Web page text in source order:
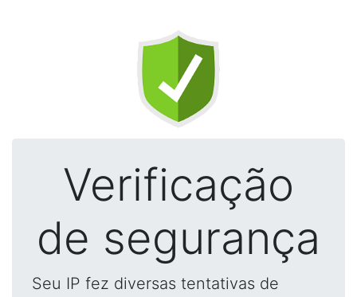
Verificação
de segurança
Seu IP fez diversas tentativas de